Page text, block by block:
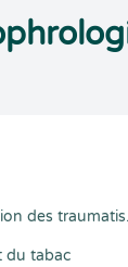
du tabac